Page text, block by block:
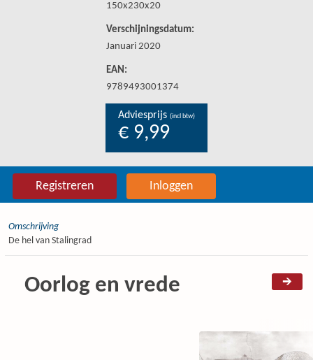
150x230x20
Verschijningsdatum:
Januari 2020
EAN:
9789493001374
Adviesprijs (incl btw)
€ 9,99
Registreren Inloggen
Omschrijving
De hel van Stalingrad
Oorlog en vrede